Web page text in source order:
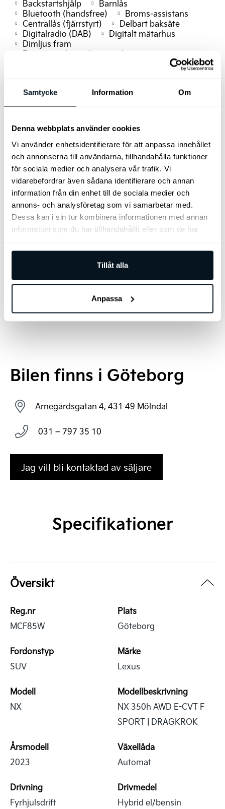
Samtycke Information Om
Denna webbplats använder cookies
Vi använder enhetsidentifierare för att anpassa innehållet
och annonserna till användarna, tillhandahålla funktioner
för sociala medier och analysera vår trafik. Vi
vidarebefordrar även sådana identifierare och annan
information från din enhet till de sociala medier och
annons- och analysföretag som vi samarbetar med.
Dessa kan i sin tur kombinera informationen med annan
information som du har tillhandahållit eller som de har
Tillåt alla
Anpassa
Backstartshjälp
Barnlås
Bluetooth (handsfree)
Broms-assistans
Centrallås (fjärrstyrt)
Delbart baksäte
Digitalradio (DAB)
Digitalt mätarhus
Dimljus fram
Förarsäte eljusterbart med minne
Elstol passagerare
Elektrisk baklucka
Adaptiv farthållare
Fotgängardetektion
Fällbara baksäten
ISOFIX-fästen bak
Keyless Nyckelfri Start
Körfilsassistans
LED Strålkastare
Ljussensor
Läslampa
Multifunktionsratt
Nödsamtal
Panoramaglastak öppningsbart
Rails
Rattvärme
Regnsensor
Servostyrning
Sidoairbags
Sidokrockgardiner
Skyltigenkänning
Sätesvärme fram & bak
Uppvärmda vindrutetorkare
USB-uttag
Filassistans
Bilen finns i Göteborg
Arnegårdsgatan 4, 431 49 Mölndal
031 – 797 35 10
Jag vill bli kontaktad av säljare
Specifikationer
Översikt
Reg.nr
MCF85W
Plats
Göteborg
Fordonstyp
SUV
Märke
Lexus
Modell
NX
Modellbeskrivning
NX 350h AWD E-CVT F
SPORT | DRAGKROK
Årsmodell
2023
Växellåda
Automat
Drivning
Fyrhjulsdrift
Drivmedel
Hybrid el/bensin